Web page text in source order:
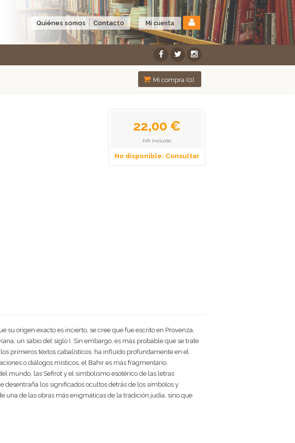
Mi cuenta
Quiénes somos Contacto
Mi compra (0)
22,00 €
IVA incluido
No disponible: Consultar
origen exacto es incierto, se cree que fue escrito en Provenza,
un sabio del siglo I. Sin embargo, es más probable que se trate
primeros textos cabalísticos, ha influido profundamente en el
o diálogos místicos, el Bahir es más fragmentario,
mundo, las Sefirot y el simbolismo esotérico de las letras
desentraña los significados ocultos detrás de los símbolos y
una de las obras más enigmáticas de la tradición judía, sino que